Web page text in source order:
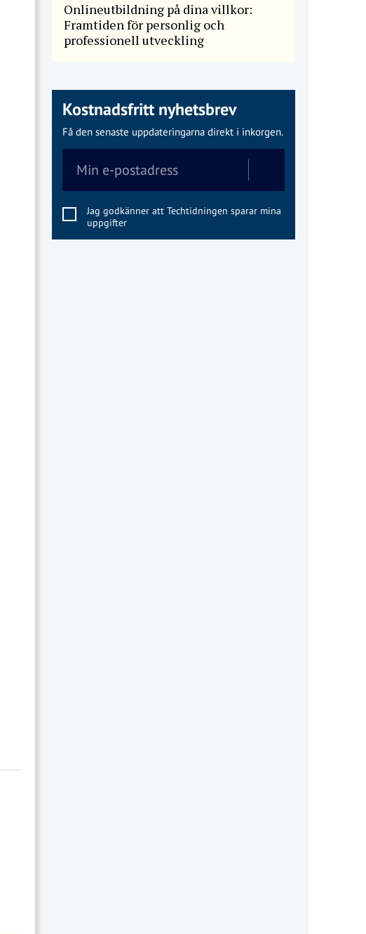
Onlineutbildning på dina villkor:
Framtiden för personlig och
professionell utveckling
Kostnadsfritt nyhetsbrev
Få den senaste uppdateringarna direkt i inkorgen.
Jag godkänner att Techtidningen sparar mina
uppgifter